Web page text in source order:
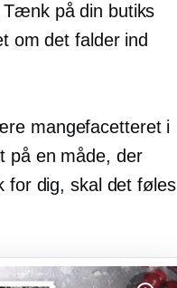
Tænk på din butiks
om det falder ind
mangefacetteret i
på en måde, der
for dig, skal det føles